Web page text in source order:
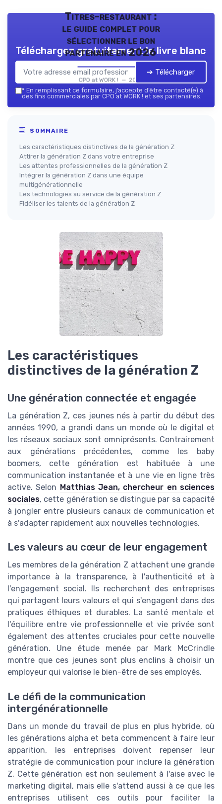
Titres-restaurant :
le guide complet pour
sélectionner le bon
partenaire en 2026
CPO at WORK ! — 2026
Téléchargez gratuitement le livre blanc
➔ Télécharger
* En remplissant ce formulaire, j’accepte d’être contacté(e) à
des fins commerciales par CPO at WORK ! et ses partenaires.
SOMMAIRE
Les caractéristiques distinctives de la génération Z
Attirer la génération Z dans votre entreprise
Les attentes professionnelles de la génération Z
Intégrer la génération Z dans une équipe
multigénérationnelle
Les technologies au service de la génération Z
Fidéliser les talents de la génération Z
Les caractéristiques
distinctives de la génération Z
Une génération connectée et engagée
La génération Z, ces jeunes nés à partir du début des
années 1990, a grandi dans un monde où le digital et
les réseaux sociaux sont omniprésents. Contrairement
aux générations précédentes, comme les baby
boomers, cette génération est habituée à une
communication instantanée et à une vie en ligne très
active. Selon Matthias Jean, chercheur en sciences
sociales, cette génération se distingue par sa capacité
à jongler entre plusieurs canaux de communication et
à s'adapter rapidement aux nouvelles technologies.
Les valeurs au cœur de leur engagement
Les membres de la génération Z attachent une grande
importance à la transparence, à l'authenticité et à
l'engagement social. Ils recherchent des entreprises
qui partagent leurs valeurs et qui s'engagent dans des
pratiques éthiques et durables. La santé mentale et
l'équilibre entre vie professionnelle et vie privée sont
également des attentes cruciales pour cette nouvelle
génération. Une étude menée par Mark McCrindle
montre que ces jeunes sont plus enclins à choisir un
employeur qui valorise le bien-être de ses employés.
Le défi de la communication
intergénérationnelle
Dans un monde du travail de plus en plus hybride, où
les générations alpha et beta commencent à faire leur
apparition, les entreprises doivent repenser leur
stratégie de communication pour inclure la génération
Z. Cette génération est non seulement à l'aise avec le
marketing digital, mais elle s'attend aussi à ce que les
entreprises utilisent ces outils pour faciliter la